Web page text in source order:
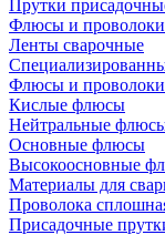
Прутки
Флюсы и проволоки
Ленты сварочные
Флюсы и проволоки
Кислые флюсы
Нейтральные
Основные флюсы
Высокоосновные
Материалы для
Проволока
Присадочные